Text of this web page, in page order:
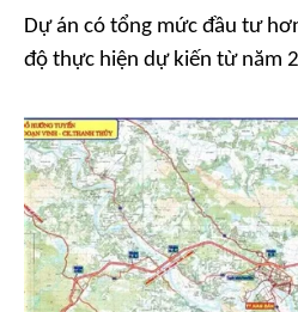
Dự án có tổng mức đầu tư
độ thực hiện dự kiến từ năm